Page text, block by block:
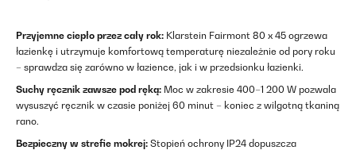
Przyjemne ciepło przez cały rok: Klarstein Fairmont 80 x 45 ogrzewa
łazienkę i utrzymuje komfortową temperaturę niezależnie od pory roku
– sprawdza się zarówno w łazience, jak i w przedsionku łazienki.
Suchy ręcznik zawsze pod ręką: Moc w zakresie 400–1 200 W pozwala
wysuszyć ręcznik w czasie poniżej 60 minut – koniec z wilgotną tkaniną
rano.
Bezpieczny w strefie mokrej: Stopień ochrony IP24 dopuszcza